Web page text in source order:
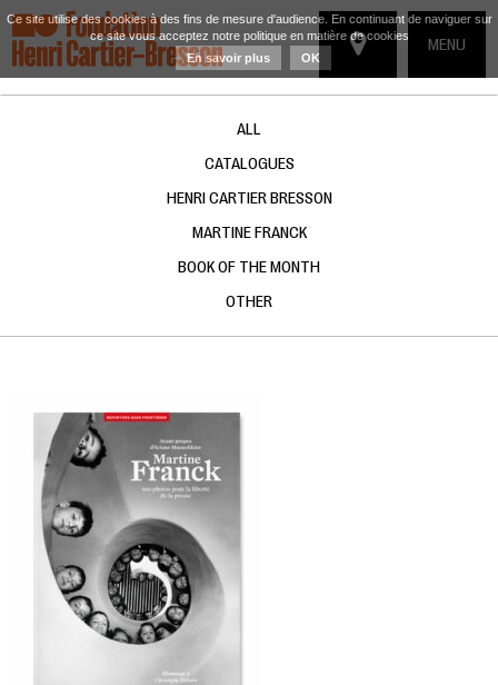
TOGGLE
MENU
ALL
CATALOGUES
HENRI CARTIER BRESSON
MARTINE FRANCK
BOOK OF THE MONTH
OTHER
Ce site utilise des cookies à des fins de mesure d'audience. En continuant de naviguer sur
ce site vous acceptez notre politique en matière de cookies
En savoir plus
OK